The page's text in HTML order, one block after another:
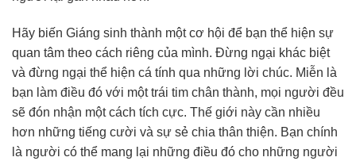
Hãy biến Giáng sinh thành một cơ hội để bạn thể hiện sự
quan tâm theo cách riêng của mình. Đừng ngại khác biệt
và đừng ngại thể hiện cá tính qua những lời chúc. Miễn là
bạn làm điều đó với một trái tim chân thành, mọi người đều
sẽ đón nhận một cách tích cực. Thế giới này cần nhiều
hơn những tiếng cười và sự sẻ chia thân thiện. Bạn chính
là người có thể mang lại những điều đó cho những người